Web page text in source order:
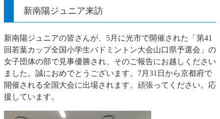
新南陽ジュニア来訪
新南陽ジュニアの皆さんが、5月に光市で開催された「第41
回若葉カップ全国小学生バドミントン大会山口県予選会」の
女子団体の部で見事優勝され、そのご報告にお越しください
ました。誠におめでとうございます。7月31日から京都府で
開催される全国大会に出場されます。頑張ってください。応
援しています。